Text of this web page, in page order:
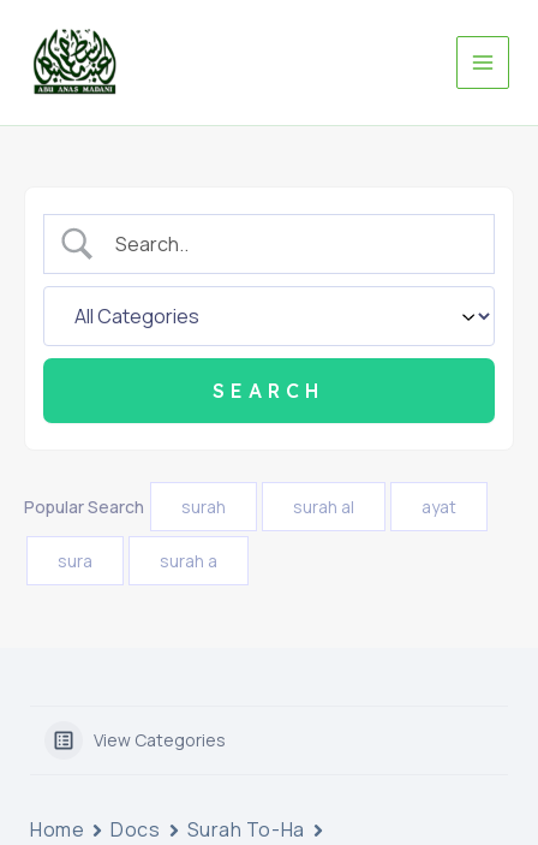
content
Popular Search surah surah al ayat
sura surah a
View Categories
Home Docs
Surah To-Ha